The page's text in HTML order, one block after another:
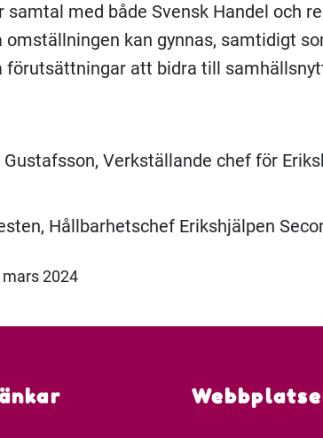
samtal med både Svensk Handel och
omställningen kan gynnas, samtidigt
förutsättningar att bidra till
Verkställande chef för
Hållbarhetschef Erikshjälpen
2024